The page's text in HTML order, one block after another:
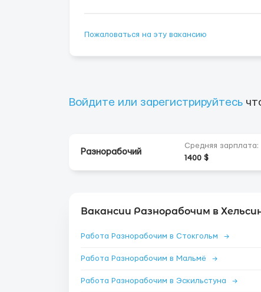
Пожаловаться на эту вакансию
Войдите или зарегистрируйтесь
Разнорабочий
Средняя зарплата:
1400 $
Вакансии Разнорабочим в
Работа Разнорабочим в Стокгольм →
Работа Разнорабочим в Мальмё →
Работа Разнорабочим в Эскильстуна →